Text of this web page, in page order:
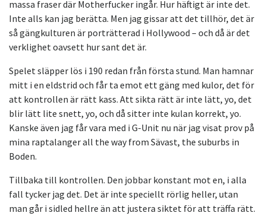
massa fraser där Motherfucker ingår. Hur häftigt är inte det.
Inte alls kan jag berätta. Men jag gissar att det tillhör, det är
så gängkulturen är porträtterad i Hollywood – och då är det
verklighet oavsett hur sant det är.
Spelet släpper lös i 190 redan från första stund. Man hamnar
mitt i en eldstrid och får ta emot ett gäng med kulor, det för
att kontrollen är rätt kass. Att sikta rätt är inte lätt, yo, det
blir lätt lite snett, yo, och då sitter inte kulan korrekt, yo.
Kanske även jag får vara med i G-Unit nu när jag visat prov på
mina raptalanger all the way from Sävast, the suburbs in
Boden.
Tillbaka till kontrollen. Den jobbar konstant mot en, i alla
fall tycker jag det. Det är inte speciellt rörlig heller, utan
man går i sidled hellre än att justera siktet för att träffa rätt.